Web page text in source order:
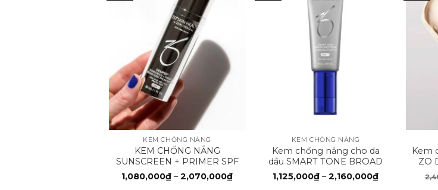
+
KEM CHỐNG NẮNG
KEM CHỐNG NẮNG
SUNSCREEN + PRIMER SPF
30
1,080,000₫ – 2,070,000₫Khoảng
KEM CHỐNG NẮNG
Kem chống nắng cho da
dầu SMART TONE BROAD
SPECTRUM SPF 50
1,125,000₫ – 2,160,000₫Khoảng
Kem
ZO